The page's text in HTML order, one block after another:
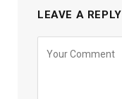
LEAVE A REPLY